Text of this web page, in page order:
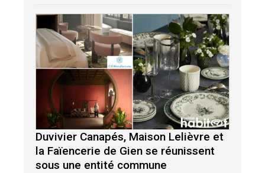
Duvivier Canapés, Maison Lelièvre et
la Faïencerie de Gien se réunissent
sous une entité commune